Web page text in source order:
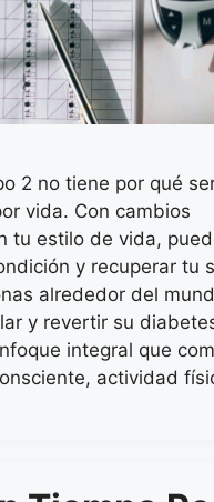
2 no tiene por qué
vida. Con cambios
tu estilo de vida,
y recuperar tu
alrededor del
y revertir su
integral que
actividad